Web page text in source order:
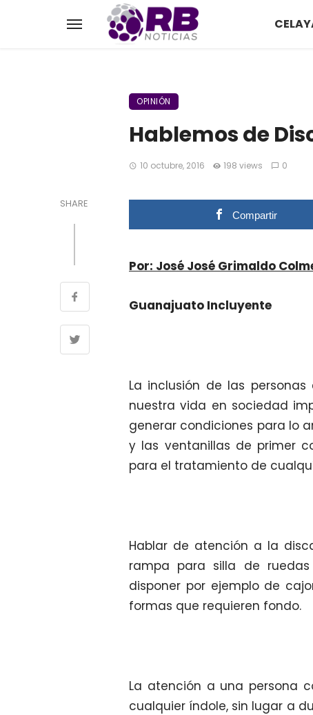
OPINIÓN
Hablemos de
10 octubre, 2016 198 views 0
SHARE
Compartir
Por: José José Grimaldo
Guanajuato Incluyente
La inclusión de las
nuestra vida en sociedad
generar condiciones para lo
y las ventanillas de primer
para el tratamiento de
Hablar de atención a la
rampa para silla de
disponer por ejemplo de
formas que requieren fondo.
La atención a una persona
cualquier índole, sin lugar a